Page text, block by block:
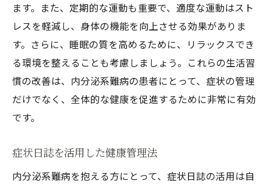
ます。また、定期的な運動も重要で、適度な運動はスト
レスを軽減し、身体の機能を向上させる効果がありま
す。さらに、睡眠の質を高めるために、リラックスでき
る環境を整えることも考慮しましょう。これらの生活習
慣の改善は、内分泌系難病の患者にとって、症状の管理
だけでなく、全体的な健康を促進するために非常に有効
です。
症状日誌を活用した健康管理法
内分泌系難病を抱える方にとって、症状日誌の活用は自